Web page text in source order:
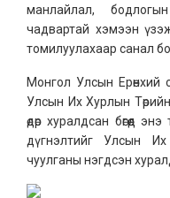
манлайлал,
чадвартай хэмээн
томилуулахаар санал
Монгол Улсын Ерөнхий
Улсын Их Хурлын
өдөр хуралдсан бөгөөд
дүгнэлтийг Улсын
чуулганы нэгдсэн